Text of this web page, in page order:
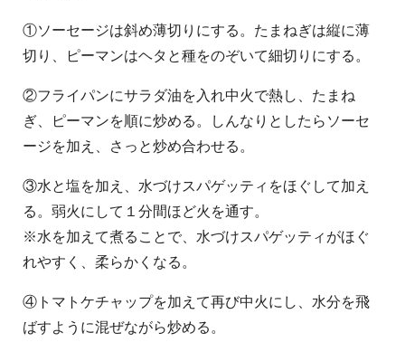
①ソーセージは斜め薄切りにする。たまねぎは縦に薄
切り、ピーマンはヘタと種をのぞいて細切りにする。
②フライパンにサラダ油を入れ中火で熱し、たまね
ぎ、ピーマンを順に炒める。しんなりとしたらソーセ
ージを加え、さっと炒め合わせる。
③水と塩を加え、水づけスパゲッティをほぐして加え
る。弱火にして１分間ほど火を通す。
※水を加えて煮ることで、水づけスパゲッティがほぐ
れやすく、柔らかくなる。
④トマトケチャップを加えて再び中火にし、水分を飛
ばすように混ぜながら炒める。